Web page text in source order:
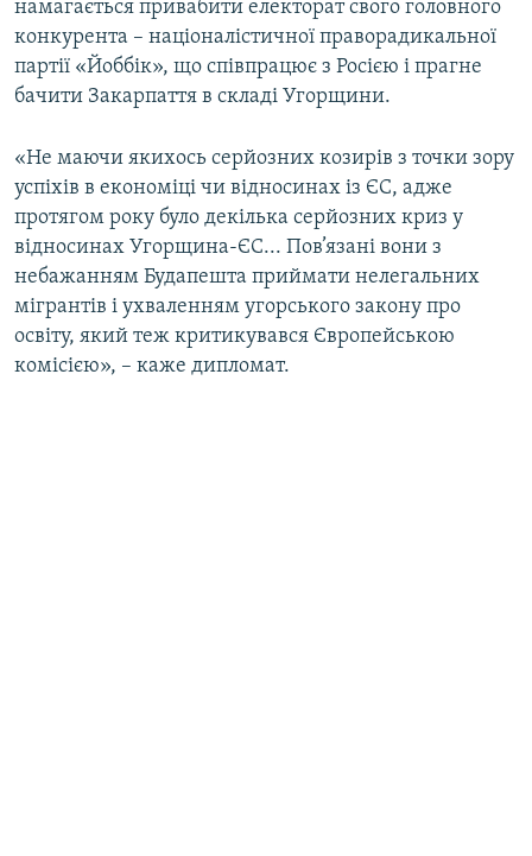
намагається привабити електорат свого головного
конкурента – націоналістичної праворадикальної
партії «Йоббік», що співпрацює з Росією і прагне
бачити Закарпаття в складі Угорщини.
«Не маючи якихось серйозних козирів з точки зору
успіхів в економіці чи відносинах із ЄС, адже
протягом року було декілька серйозних криз у
відносинах Угорщина-ЄС... Пов’язані вони з
небажанням Будапешта приймати нелегальних
мігрантів і ухваленням угорського закону про
освіту, який теж критикувався Європейською
комісією», – каже дипломат.